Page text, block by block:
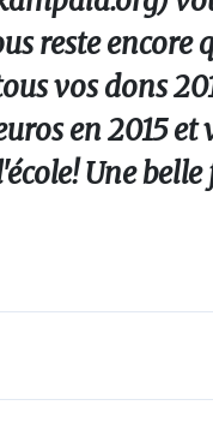
reste encore
vos dons
en 2015
Une